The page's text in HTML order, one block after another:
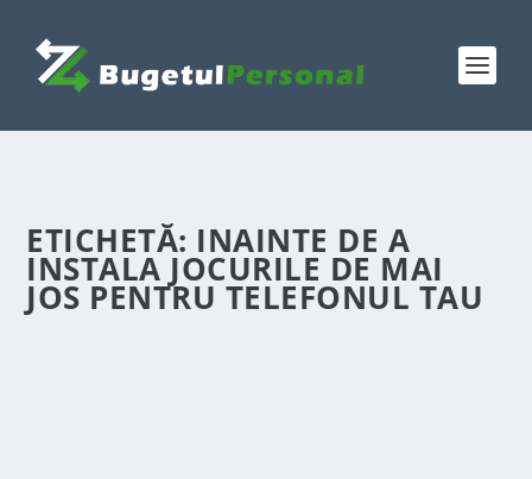
ETICHETĂ: INAINTE DE A
INSTALA JOCURILE DE MAI
JOS PENTRU TELEFONUL TAU